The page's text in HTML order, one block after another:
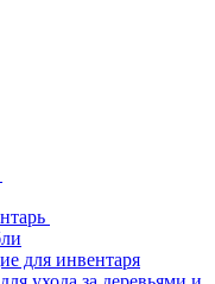
для инвентаря